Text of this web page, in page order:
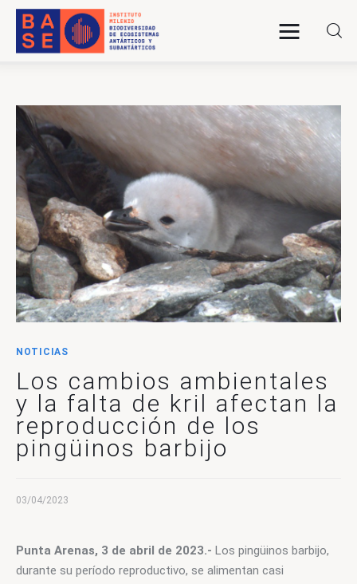
INICIO
SOMOS
INVESTIGACIÓN
PUBLICACIONES
COLABORACIÓN
COMUNICACIONES
CONTACTO
NOTICIAS
Los cambios ambientales
y la falta de kril afectan la
reproducción de los
pingüinos barbijo
03/04/2023
Punta Arenas, 3 de abril de 2023.- Los pingüinos barbijo,
durante su período reproductivo, se alimentan casi